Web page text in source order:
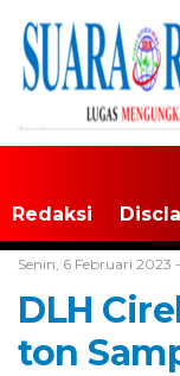
Redaksi
Senin, 6 Februari 2023
DLH
ton